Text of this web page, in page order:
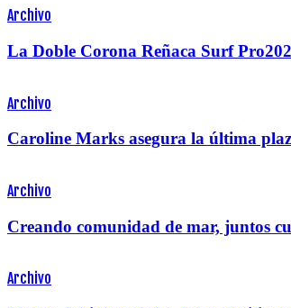
Archivo
La Doble Corona Reñaca Surf
Archivo
Caroline Marks asegura la última
Archivo
Creando comunidad de mar, juntos
Archivo